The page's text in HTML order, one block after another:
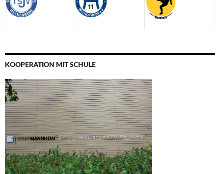
KOOPERATION MIT SCHULE